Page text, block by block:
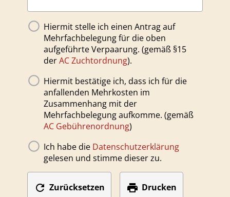
Hiermit stelle ich einen Antrag auf
Mehrfachbelegung für die oben
aufgeführte Verpaarung. (gemäß §15
derAC Zuchtordnung).
Hiermit bestätige ich, dass ich für die
anfallenden Mehrkosten im
Zusammenhang mit der
Mehrfachbelegung aufkomme. (gemäß
AC Gebührenordnung)
Ich habe die Datenschutzerklärung
gelesen und stimme dieser zu.
 Zurücksetzen  Drucken